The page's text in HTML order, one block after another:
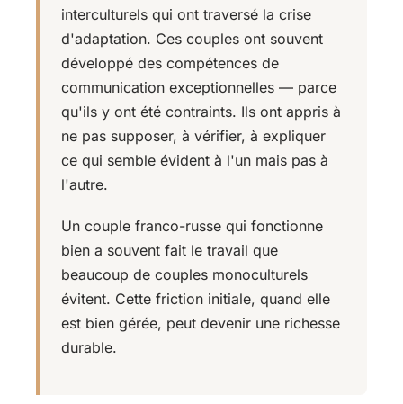
interculturels qui ont traversé la crise
d'adaptation. Ces couples ont souvent
développé des compétences de
communication exceptionnelles — parce
qu'ils y ont été contraints. Ils ont appris à
ne pas supposer, à vérifier, à expliquer
ce qui semble évident à l'un mais pas à
l'autre.
Un couple franco-russe qui fonctionne
bien a souvent fait le travail que
beaucoup de couples monoculturels
évitent. Cette friction initiale, quand elle
est bien gérée, peut devenir une richesse
durable.